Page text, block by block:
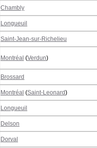
Chambly
Longueuil
Saint-Jean-sur-Richelieu
Montréal (Verdun)
Brossard
Montréal (Saint-Leonard)
Longueuil
Delson
Dorval